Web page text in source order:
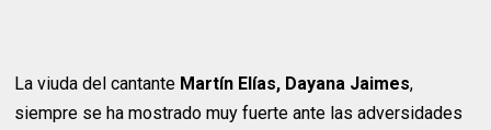
La viuda del cantante Martín Elías, Dayana Jaimes,
siempre se ha mostrado muy fuerte ante las adversidades